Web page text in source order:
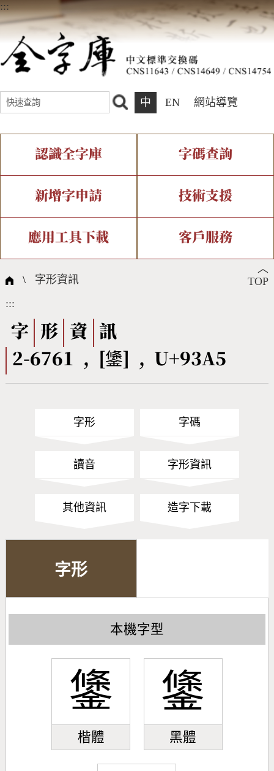
:::
中 EN 網站導覽
認識全字庫
全字庫介紹 全字庫現況
中文碼介紹 專有名詞介紹
國際字碼相關組織
字碼查詢
IDS查詢 部件查詢
複合查詢 注音查詢
筆畫查詢
筆順序查詢
CNS查詢 Unicode查詢
新增字申請
新字申請處理流程
技術支援
字形即時顯示 造字解決方案
全字庫授權 轉碼Web Service
應用工具下載
個人電腦造字處理工具
字形下載
客戶服務
問題集
熱門查詢統計
︿
TOP
\ 字形資訊
:::
字 形 資
訊
2-6761 , [鎥] , U+93A5
字形 字碼
讀音 字形資訊
其他資訊 造字下載
字形
本機字型
鎥
楷體
鎥
黑體